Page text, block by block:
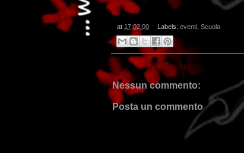
at 17:02:00 Labels: eventi, Scuola
Nessun commento:
Posta un commento